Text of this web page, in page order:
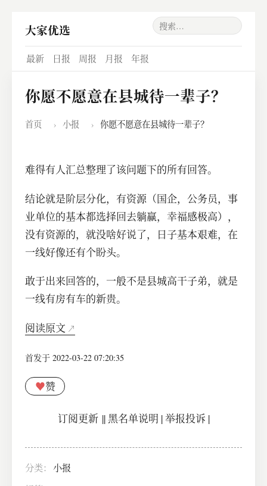
大家优选
最新 日报 周报 月报 年报
你愿不愿意在县城待一辈子？
首页 › 小报 › 你愿不愿意在县城待一辈子？
难得有人汇总整理了该问题下的所有回答。
结论就是阶层分化，有资源（国企，公务员，事
业单位的基本都选择回去躺赢，幸福感极高），
没有资源的，就没啥好说了，日子基本艰难，在
一线好像还有个盼头。
敢于出来回答的，一般不是县城高干子弟，就是
一线有房有车的新贵。
阅读原文
首发于 2022-03-22 07:20:35
♥赞
订阅更新||黑名单说明 |举报投诉 |
分类： 小报